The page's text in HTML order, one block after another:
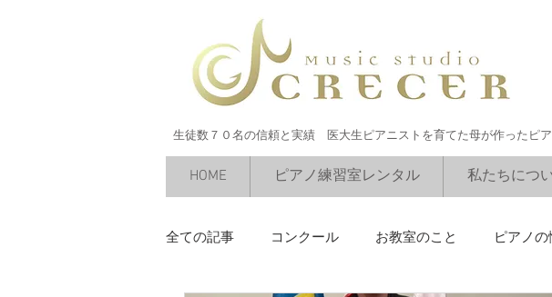
生徒数７０名の信頼と実績 医大生ピアニストを育てた母が作ったピ
HOME ピアノ練習室レンタル 私たちにつ
全ての記事 コンクール お教室のこと ピアノの